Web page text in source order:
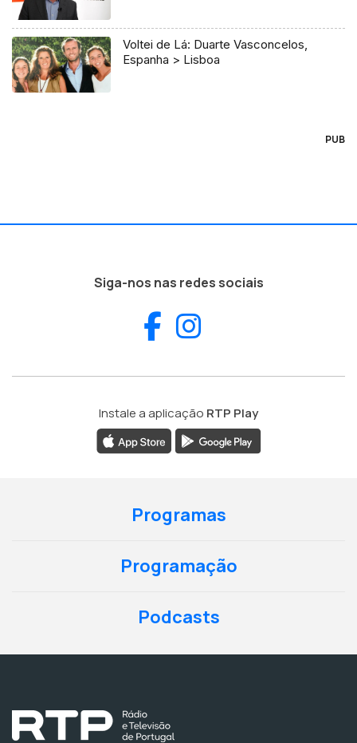
Voltei de Lá: Duarte Vasconcelos,
Espanha > Lisboa
PUB
Siga-nos nas redes sociais
Facebook
Instale a aplicação RTP Play
Programas
Programação
Podcasts